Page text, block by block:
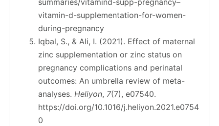
summaries/vitamind-supp-pregnancy–
vitamin-d-supplementation-for-women-
during-pregnancy
Iqbal, S., & Ali, I. (2021). Effect of maternal
zinc supplementation or zinc status on
pregnancy complications and perinatal
outcomes: An umbrella review of meta-
analyses. Heliyon, 7(7), e07540.
https://doi.org/10.1016/j.heliyon.2021.e0754
0